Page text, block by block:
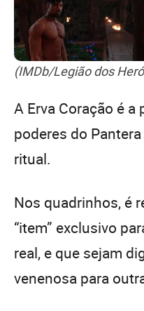
(IMDb/Legião dos
A Erva Coração é
poderes do
ritual.
Nos quadrinhos, é
“item” exclusivo
real, e que sejam
venenosa para